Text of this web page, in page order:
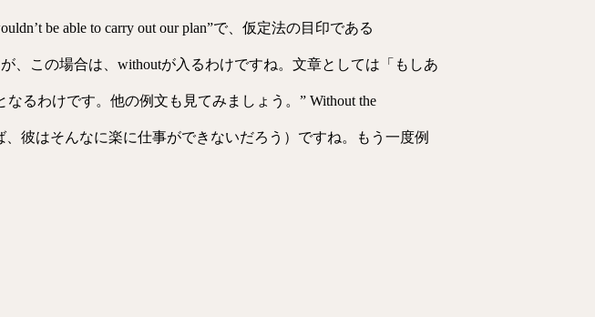
be able to carry out our plan”で、仮定法の目印である
、この場合は、withoutが入るわけですね。文章としては「もしあ
るわけです。他の例文も見てみましょう。” Without the
、彼はそんなに楽に仕事ができないだろう）ですね。もう一度例